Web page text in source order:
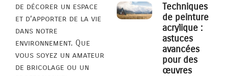
de décorer un espace
et d’apporter de la vie
dans notre
environnement. Que
vous soyez un amateur
de bricolage ou un
Techniques
de peinture
acrylique :
astuces
avancées
pour des
œuvres